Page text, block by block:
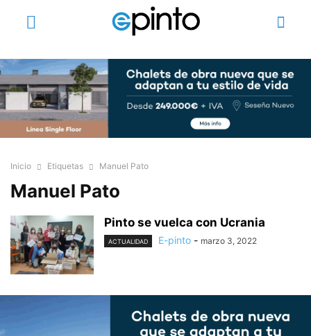
Inicio Etiquetas Manuel Pato
Manuel Pato
Pinto se vuelca con Ucrania
ACTUALIDAD E-pinto - marzo 3, 2022